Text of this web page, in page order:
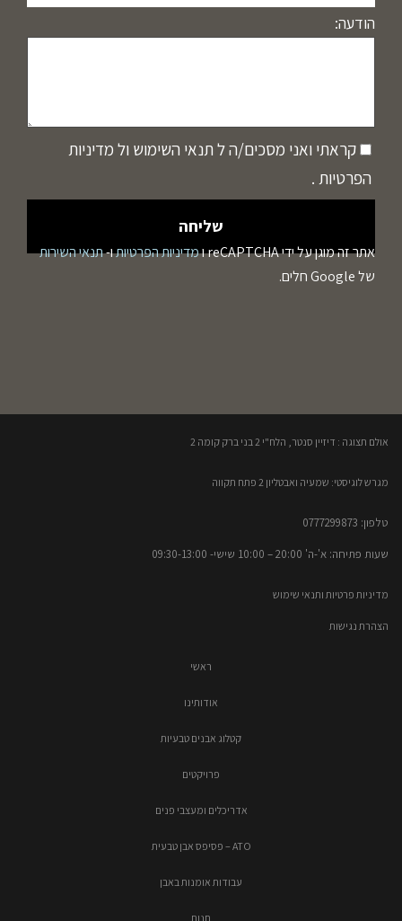
הודעה:
קראתי ואני מסכים/ה ל תנאי השימוש ול מדיניות
הפרטיות .
אתר זה מוגן על ידי reCAPTCHA ו מדיניות הפרטיותו-תנאי השירות
של Google חלים.
אולם תצוגה : דיזיין סנטר, הלח"י 2 בני ברק קומה 2​
מגרש לוגיסטי: שמעיה ואבטליון 2 פתח תקווה
טלפון: 0777299873​
שעות פתיחה: א'-ה' 20:00 – 10:00​​ שישי- 09:30-13:00
מדיניות פרטיות ותנאי שימוש
הצהרת נגישות
ראשי
אודותינו
קטלוג אבנים טבעיות
פרויקטים
אדריכלים ומעצבי פנים
ATO – פסיפס אבן טבעית
עבודות אומנות באבן
חנות